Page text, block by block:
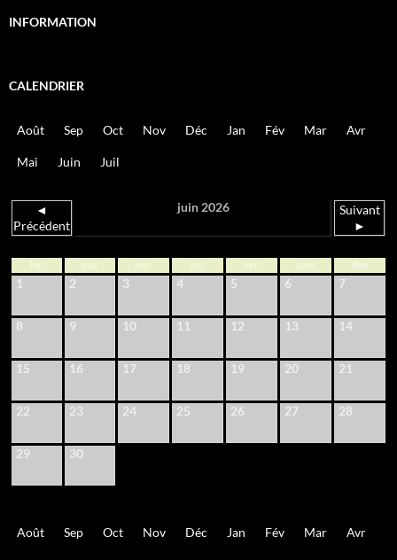
INFORMATION
CALENDRIER
Août Sep Oct Nov Déc Jan Fév Mar Avr
Mai Juin Juil
◄
Précédent
juin 2026
Suivant
►
lun mar mer jeu ven sam dim
1 2 3 4 5 6 7
8 9 10 11 12 13 14
15 16 17 18 19 20 21
22 23 24 25 26 27 28
29 30
Août Sep Oct Nov Déc Jan Fév Mar Avr